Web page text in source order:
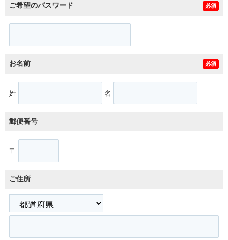
ご希望のパスワード 必須
お名前 必須
姓 名
郵便番号
〒
ご住所